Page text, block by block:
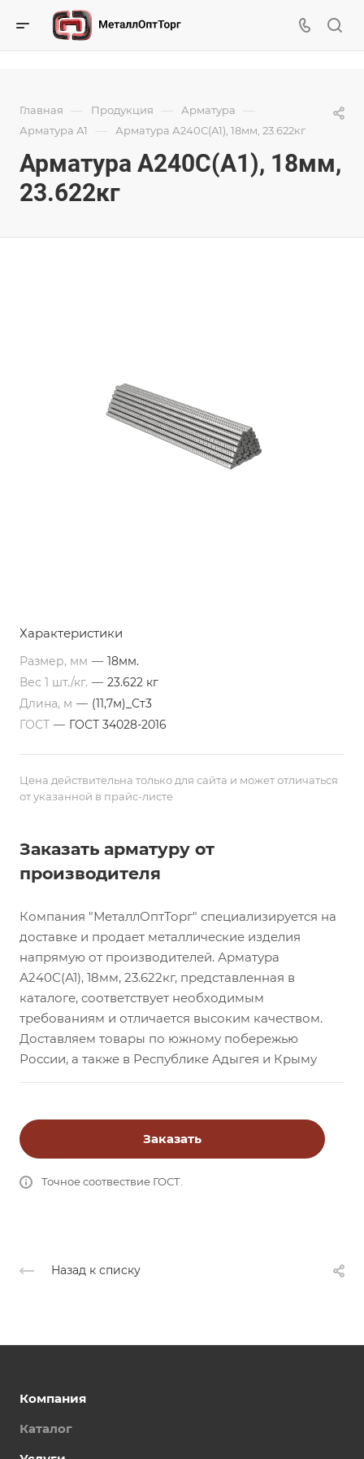
Главная — Продукция — Арматура —
Арматура А1 — Арматура А240С(А1), 18мм, 23.622кг
Арматура А240С(А1), 18мм,
23.622кг
Характеристики
Размер, мм — 18мм.
Вес 1 шт./кг. — 23.622 кг
Длина, м — (11,7м)_Ст3
ГОСТ — ГОСТ 34028-2016
Цена действительна только для сайта и может отличаться
от указанной в прайс-листе
Заказать арматуру от
производителя
Компания "МеталлОптТорг" специализируется на
доставке и продает металлические изделия
напрямую от производителей. Арматура
А240С(А1), 18мм, 23.622кг, представленная в
каталоге, соответствует необходимым
требованиям и отличается высоким качеством.
Доставляем товары по южному побережью
России, а также в Республике Адыгея и Крыму
Заказать
Точное соотвествие ГОСТ.
Назад к списку
Компания
Каталог